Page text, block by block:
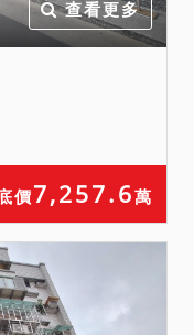
債務人、拍定
關係人均不得
積欠工程受益
斯費或管理費
人自行查明後
解決。
帶國民身分
任他人代為
查看更多
價7,257.6萬